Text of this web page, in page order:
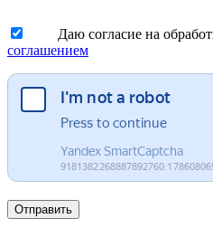
Даю согласие на
соглашением
Отправить